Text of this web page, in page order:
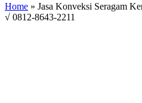
Home » Jasa Konveksi Seragam
√ 0812-8643-2211